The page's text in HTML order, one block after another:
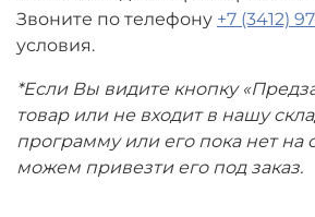
Звоните по телефону +7 (3412)
условия.
*Если Вы видите кнопку
товар или не входит в нашу
программу или его пока нет на
можем привезти его под заказ.